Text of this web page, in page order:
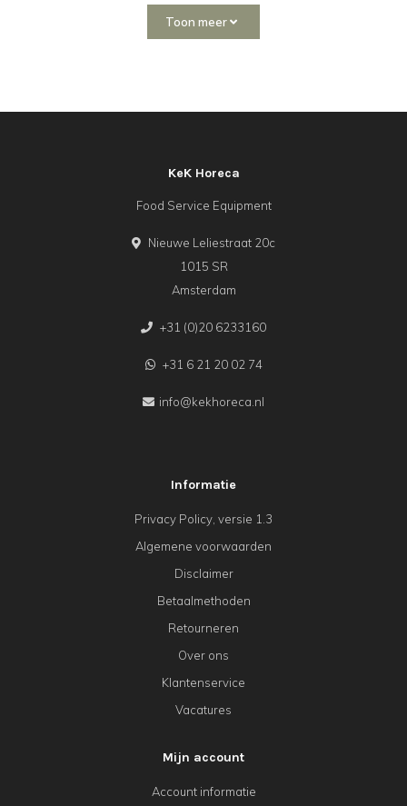
Toon meer
KeK Horeca
Food Service Equipment
Nieuwe Leliestraat 20c
1015 SR
Amsterdam
+31 (0)20 6233160
+31 6 21 20 02 74
info@kekhoreca.nl
Informatie
Privacy Policy, versie 1.3
Algemene voorwaarden
Disclaimer
Betaalmethoden
Retourneren
Over ons
Klantenservice
Vacatures
Mijn account
Account informatie